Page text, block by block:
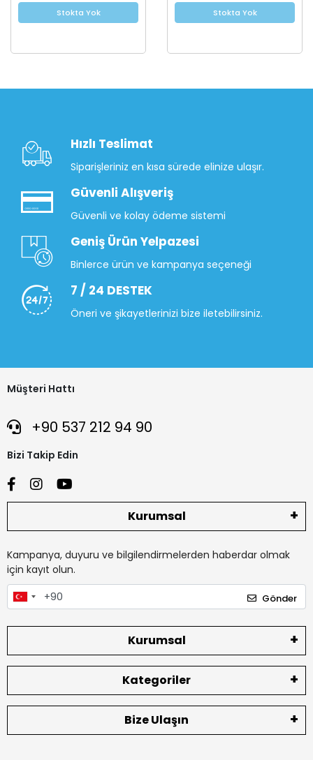
Stokta Yok Stokta Yok
Hızlı Teslimat
Siparişleriniz en kısa sürede elinize ulaşır.
Güvenli Alışveriş
Güvenli ve kolay ödeme sistemi
Geniş Ürün Yelpazesi
Binlerce ürün ve kampanya seçeneği
7 / 24 DESTEK
Öneri ve şikayetlerinizi bize iletebilirsiniz.
Müşteri Hattı
+90 537 212 94 90
Bizi Takip Edin
Kurumsal
Kampanya, duyuru ve bilgilendirmelerden haberdar olmak
için kayıt olun.
Gönder
Kurumsal
Kategoriler
Bize Ulaşın